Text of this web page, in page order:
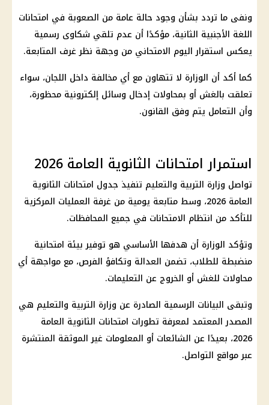
ونفى ما تردد بشأن وجود حالة عامة من الصعوبة في امتحانات
اللغة الأجنبية الثانية، مؤكدًا أن عدم تلقي شكاوى رسمية
يعكس استقرار اليوم الامتحاني من وجهة نظر غرف المتابعة.
كما أكد أن الوزارة لا تتهاون مع أي مخالفة داخل اللجان، سواء
تعلقت بالغش أو بمحاولات إدخال وسائل إلكترونية محظورة،
وأن التعامل يتم وفق القانون.
استمرار امتحانات الثانوية العامة 2026
تواصل وزارة التربية والتعليم تنفيذ جدول امتحانات الثانوية
العامة 2026
، وسط متابعة يومية من غرفة العمليات المركزية
للتأكد من انتظام الامتحانات في جميع المحافظات.
وتؤكد الوزارة أن هدفها الأساسي هو توفير بيئة امتحانية
منضبطة للطلاب، تضمن العدالة وتكافؤ الفرص، مع مواجهة أي
محاولات للغش أو الخروج عن التعليمات.
وتبقى البيانات الرسمية الصادرة عن وزارة التربية والتعليم هي
المصدر المعتمد لمعرفة تطورات امتحانات الثانوية العامة
2026، بعيدًا عن الشائعات أو المعلومات غير الموثقة المنتشرة
عبر مواقع التواصل.